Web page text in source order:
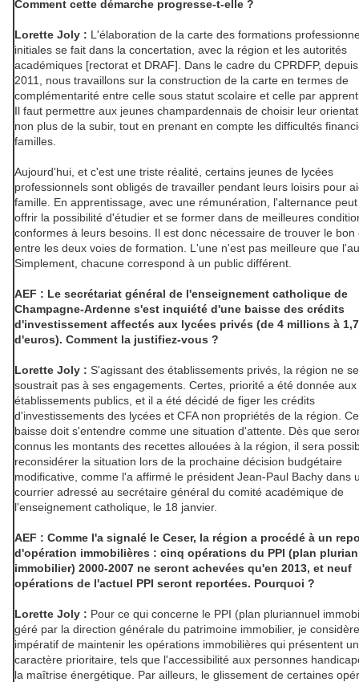
Comment cette démarche progresse-t-elle ?
Lorette Joly : L'élaboration de la carte des formations
initiales se fait dans la concertation, avec la région et les autorités
académiques [rectorat et DRAF]. Dans le cadre du CPRDFP,
2011, nous travaillons sur la construction de la carte en termes de
complémentarité entre celle sous statut scolaire et celle par
Il faut permettre aux jeunes champardennais de choisir leur
non plus de la subir, tout en prenant en compte les difficultés
familles.
Aujourd'hui, et c'est une triste réalité, certains jeunes de lycées
professionnels sont obligés de travailler pendant leurs loisirs pour
famille. En apprentissage, avec une rémunération, l'alternance
offrir la possibilité d'étudier et se former dans de meilleures
conformes à leurs besoins. Il est donc nécessaire de trouver le bon
entre les deux voies de formation. L'une n'est pas meilleure que
Simplement, chacune correspond à un public différent.
AEF : Le secrétariat général de l'enseignement catholique de
Champagne-Ardenne s'est inquiété d'une baisse des crédits
d'investissement affectés aux lycées privés (de 4 millions à
d'euros). Comment la justifiez-vous ?
Lorette Joly : S'agissant des établissements privés, la région ne se
soustrait pas à ses engagements. Certes, priorité a été donnée aux
établissements publics, et il a été décidé de figer les crédits
d'investissements des lycées et CFA non propriétés de la région.
baisse doit s'entendre comme une situation d'attente. Dès que
connus les montants des recettes allouées à la région, il sera
reconsidérer la situation lors de la prochaine décision budgétaire
modificative, comme l'a affirmé le président Jean-Paul Bachy dans
courrier adressé au secrétaire général du comité académique de
l'enseignement catholique, le 18 janvier.
AEF : Comme l'a signalé le Ceser, la région a procédé à un
d'opération immobilières : cinq opérations du PPI (plan
immobilier) 2000-2007 ne seront achevées qu'en 2013, et neuf
opérations de l'actuel PPI seront reportées. Pourquoi ?
Lorette Joly : Pour ce qui concerne le PPI (plan pluriannuel
géré par la direction générale du patrimoine immobilier, je
impératif de maintenir les opérations immobilières qui présentent un
caractère prioritaire, tels que l'accessibilité aux personnes
la maîtrise énergétique. Par ailleurs, le glissement de certaines